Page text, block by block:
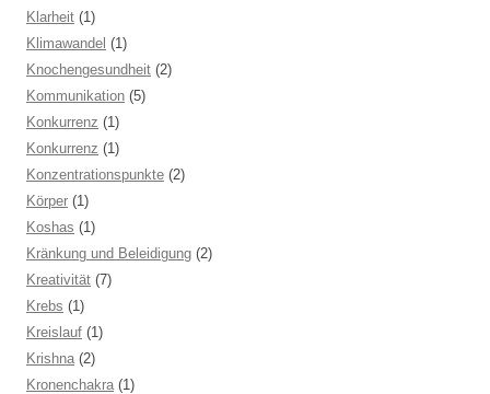
Klarheit (1)
Klimawandel (1)
Knochengesundheit (2)
Kommunikation (5)
Konkurrenz (1)
Konkurrenz (1)
Konzentrationspunkte (2)
Körper (1)
Koshas (1)
Kränkung und Beleidigung (2)
Kreativität (7)
Krebs (1)
Kreislauf (1)
Krishna (2)
Kronenchakra (1)